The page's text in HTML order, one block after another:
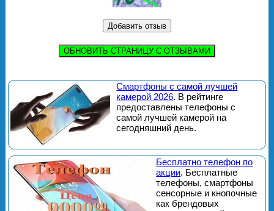
ОБНОВИТЬ СТРАНИЦУ С ОТЗЫВАМИ
Смартфоны с самой лучшей
камерой 2026. В рейтинге
предоставлены телефоны с
самой лучшей камерой на
сегодняшний день.
Бесплатно телефон по
акции. Бесплатные
телефоны, смартфоны
сенсорные и кнопочные
как брендовых